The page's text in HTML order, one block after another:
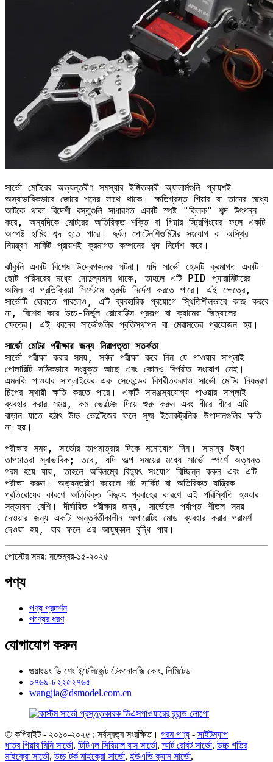
সার্ভো মোটরের অভ্যন্তরীণ সমস্যার ইঙ্গিতকারী অ্যালার্মগুলি প্রায়শই
অস্বাভাবিকভাবে জোরে শব্দের সাথে থাকে। ক্ষতিগ্রস্ত গিয়ার বা তাদের মধ্যে
আটকে থাকা বিদেশী বস্তুগুলি সাধারণত একটি স্পষ্ট "ক্লিক" শব্দ উৎপন্ন
করে, অন্যদিকে মোটরের অতিরিক্ত শক্তি বা গিয়ার স্ট্রিপিংয়ের ফলে একটি
অস্পষ্ট হামিং শব্দ হতে পারে। দুর্বল পোটেনশিওমিটার সংযোগ বা অস্থির
নিয়ন্ত্রণ সার্কিট প্রায়শই ক্রমাগত কম্পনের শব্দ নির্দেশ করে।
ঝাঁকুনি একটি বিশেষ উদ্বেগজনক ঘটনা। যদি সার্ভো হেডটি ক্রমাগত একটি
ছোট পরিসরের মধ্যে দোদুল্যমান থাকে, তাহলে এটি PID প্যারামিটারের
অমিল বা প্রতিক্রিয়া সিস্টেমে ত্রুটি নির্দেশ করতে পারে। এই ক্ষেত্রে,
সার্ভোটি ঘোরাতে পারলেও, এটি ব্যবহারিক প্রয়োগে স্থিতিশীলভাবে কাজ করবে
না, বিশেষ করে উচ্চ-নির্ভুল রোবোটিক্স প্রকল্প বা ক্যামেরা জিম্বালের
ক্ষেত্রে। এই ধরনের সার্ভোগুলির প্রতিস্থাপন বা মেরামতের প্রয়োজন হয়।
সার্ভো মোটর পরীক্ষার জন্য নিরাপত্তা সতর্কতা
সার্ভো পরীক্ষা করার সময়, সর্বদা পরীক্ষা করে নিন যে পাওয়ার সাপ্লাই
পোলারিটি সঠিকভাবে সংযুক্ত আছে এবং কোনও বিপরীত সংযোগ নেই।
এমনকি পাওয়ার সাপ্লাইয়ের এক সেকেন্ডের বিপরীতকরণও সার্ভো মোটর নিয়ন্ত্রণ
চিপের স্থায়ী ক্ষতি করতে পারে। একটি সামঞ্জস্যযোগ্য পাওয়ার সাপ্লাই
ব্যবহার করার সময়, কম ভোল্টেজ দিয়ে শুরু করুন এবং ধীরে ধীরে এটি
বাড়ান যাতে হঠাৎ উচ্চ ভোল্টেজের ফলে সূক্ষ্ম ইলেকট্রনিক উপাদানগুলির ক্ষতি
না হয়।
পরীক্ষার সময়, সার্ভোর তাপমাত্রার দিকে মনোযোগ দিন। সামান্য উষ্ণ
তাপমাত্রা স্বাভাবিক; তবে, যদি অল্প সময়ের মধ্যে সার্ভো স্পর্শে অত্যন্ত
গরম হয়ে যায়, তাহলে অবিলম্বে বিদ্যুৎ সংযোগ বিচ্ছিন্ন করুন এবং এটি
পরীক্ষা করুন। অভ্যন্তরীণ কয়েলে শর্ট সার্কিট বা অতিরিক্ত যান্ত্রিক
প্রতিরোধের কারণে অতিরিক্ত বিদ্যুৎ প্রবাহের কারণে এই পরিস্থিতি হওয়ার
সম্ভাবনা বেশি। দীর্ঘায়িত পরীক্ষার জন্য, সার্ভোকে পর্যাপ্ত শীতল সময়
দেওয়ার জন্য একটি অন্তর্বর্তীকালীন অপারেটিং মোড ব্যবহার করার পরামর্শ
দেওয়া হয়, যার ফলে এর আয়ুষ্কাল বৃদ্ধি পায়।
পোস্টের সময়: নভেম্বর-১৫-২০২৫
পণ্য
পণ্য প্রদর্শন
পণ্যের ধরণ
যোগাযোগ করুন
গুয়াংডং ডি শেং ইন্টেলিজেন্ট টেকনোলজি কোং, লিমিটেড
০৭৬৯-৮২২৫২৭৬৫
wangjia@dsmodel.com.cn
© কপিরাইট - ২০১০-২০২৫ : সর্বস্বত্ব সংরক্ষিত। গরম পণ্য - সাইটম্যাপ
ধাতব গিয়ার মিনি সার্ভো, টিটিএল সিরিয়াল বাস সার্ভো,স্মার্ট রোবট সার্ভো, উচ্চ গতির
মাইক্রো সার্ভো, উচ্চ টর্ক মাইক্রো সার্ভো,ইউএভি ক্যান সার্ভো,